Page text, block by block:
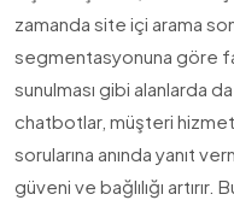
zamanda site içi arama
segmentasyonuna göre
sunulması gibi alanlarda
chatbotlar, müşteri
sorularına anında yanıt
güveni ve bağlılığı artırır.